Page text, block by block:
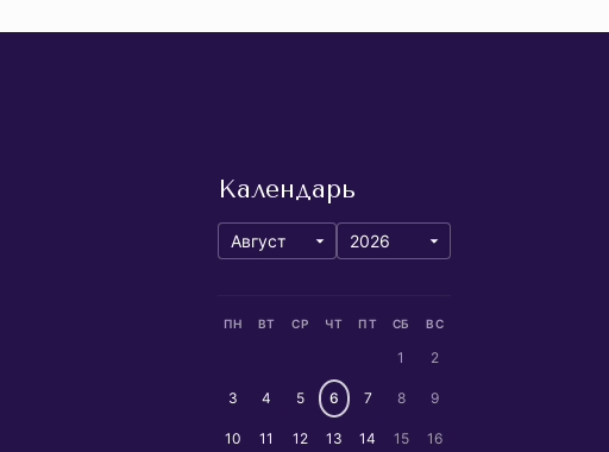
Календарь
ПН ВТ СР ЧТ ПТ СБ ВС
1 2
3 4 5 6 7 8 9
10 11 12 13 14 15 16